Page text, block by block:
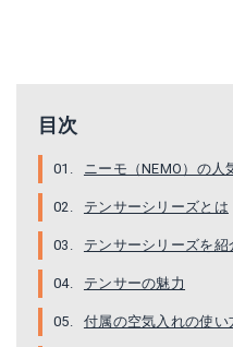
目次
ニーモ（NEMO）の人
テンサーシリーズとは
テンサーシリーズを紹
テンサーの魅力
付属の空気入れの使い